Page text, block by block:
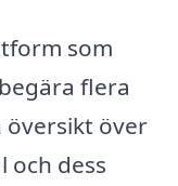
som
flera
över
och dess